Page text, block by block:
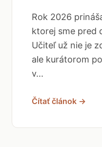
Rok 2026
ktorej sme pred
Učiteľ už nie je
ale kurátorom
v...
Čítať článok →